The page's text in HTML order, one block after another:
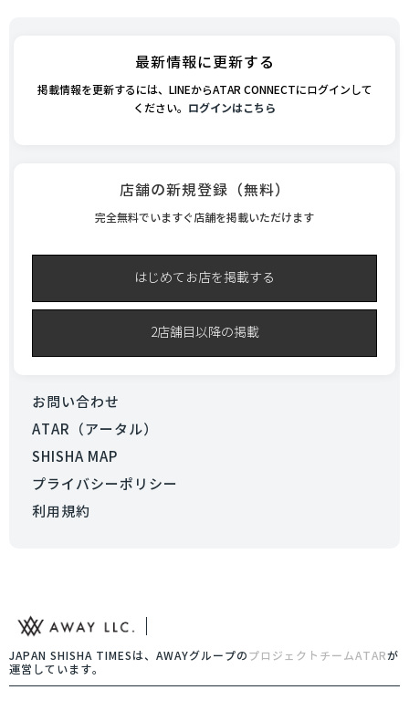
最新情報に更新する
掲載情報を更新するには、LINEからATAR CONNECTにログインして
ください。 ログインはこちら
店舗の新規登録（無料）
完全無料でいますぐ店舗を掲載いただけます
はじめてお店を掲載する
2店舗目以降の掲載
お問い合わせ
ATAR（アータル）
SHISHA MAP
プライバシーポリシー
利用規約
JAPAN SHISHA TIMESは、AWAYグループの プロジェクトチームATARが
運営しています。